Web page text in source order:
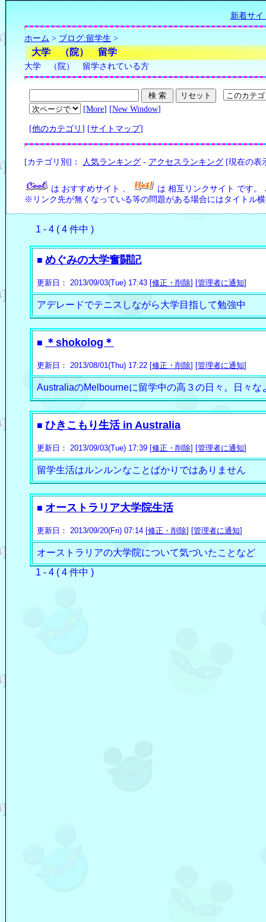
新着サイ
ホーム > ブログ:留学生 >
大学 （院） 留学
大学 （院） 留学されている方
[More] [New Window]
[他のカテゴリ ] [サイトマップ]
[カテゴリ別]： 人気ランキング - アクセスランキング [現在の表
は おすすめサイト 、 は 相互リンクサイト です。
※リンク先が無くなっている等の問題がある場合にはタイトル
1 - 4 ( 4 件中 )
■ めぐみの大学奮闘記
更新日： 2013/09/03(Tue) 17:43 [修正・削除] [管理者に通知]
アデレードでテニスしながら大学目指して勉強中
■ ＊shokolog＊
更新日： 2013/08/01(Thu) 17:22 [修正・削除] [管理者に通知]
AustraliaのMelbourneに留学中の高３の日々。日々
■ ひきこもり生活 in Australia
更新日： 2013/09/03(Tue) 17:39 [修正・削除] [管理者に通知]
留学生活はルンルンなことばかりではありません
■ オーストラリア大学院生活
更新日： 2013/09/20(Fri) 07:14 [修正・削除] [管理者に通知]
オーストラリアの大学院について気づいたことなど
1 - 4 ( 4 件中 )